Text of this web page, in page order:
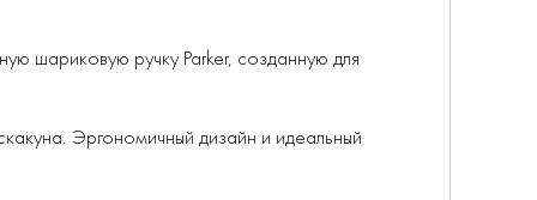
шариковую ручку Parker, созданную для
Эргономичный дизайн и идеальный